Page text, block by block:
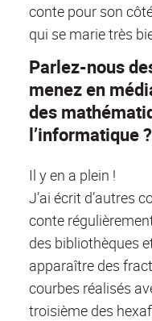
conte pour son
qui se marie très
Parlez-nous
menez en
des
l’informatique ?
Il y en a plein !
J’ai écrit d’autres
conte
des bibliothèques
apparaître des
courbes réalisés
troisième des